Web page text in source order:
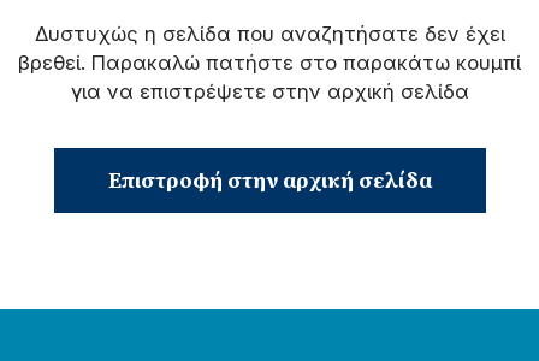
Δυστυχώς η σελίδα που αναζητήσατε δεν έχει
βρεθεί. Παρακαλώ πατήστε στο παρακάτω κουμπί
για να επιστρέψετε στην αρχική σελίδα
Επιστροφή στην αρχική σελίδα